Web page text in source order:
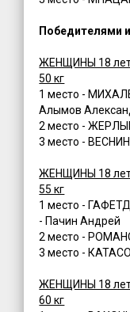
Победителями
ЖЕНЩИНЫ 18
50 кг
1 место -
Алымов
2 место -
3 место -
ЖЕНЩИНЫ 18
55 кг
1 место -
- Пачин Андрей
2 место -
3 место -
ЖЕНЩИНЫ 18
60 кг